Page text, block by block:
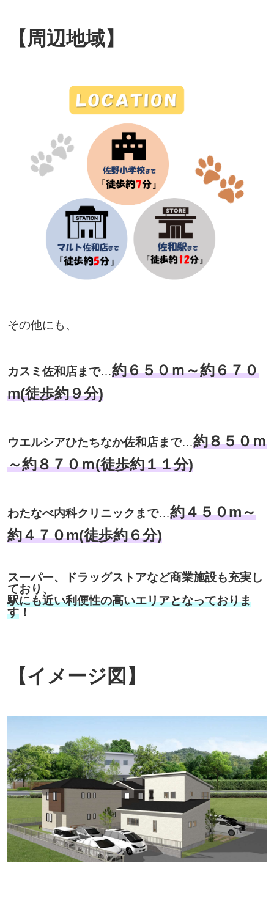
【周辺地域】
その他にも、
カスミ佐和店まで…約６５０ｍ～約６７０
m(徒歩約９分)
ウエルシアひたちなか佐和店まで…約８５０ｍ
～約８７０ｍ(徒歩約１１分)
わたなべ内科クリニックまで…約４５０m～
約４７０m(徒歩約６分)
スーパー、ドラッグストアなど商業施設も充実し
ており、
駅にも近い利便性の高いエリアとなっておりま
す！
【イメージ図】